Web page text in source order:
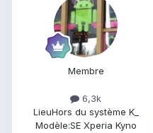
Membre
6,3k
LieuHors du système K_
Modèle:SE Xperia Kyno